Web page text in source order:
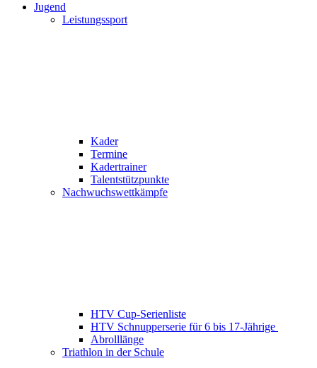
Jugend
Leistungssport
Kader
Termine
Kadertrainer
Talentstützpunkte
Nachwuchswettkämpfe
HTV Cup-Serienliste
HTV Schnupperserie für 6 bis 17-Jährige
Abrolllänge
Triathlon in der Schule